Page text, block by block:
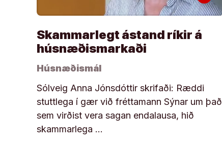
Skammarlegt ástand ríkir á
húsnæðismarkaði
Húsnæðismál
Sólveig Anna Jónsdóttir skrifaði: Ræddi
stuttlega í gær við fréttamann Sýnar um það
sem virðist vera sagan endalausa, hið
skammarlega …